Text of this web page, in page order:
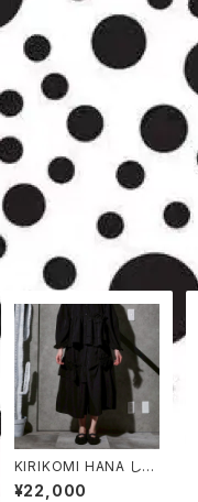
KIRIKOMI HANA しわ
加工パンツ
¥22,000